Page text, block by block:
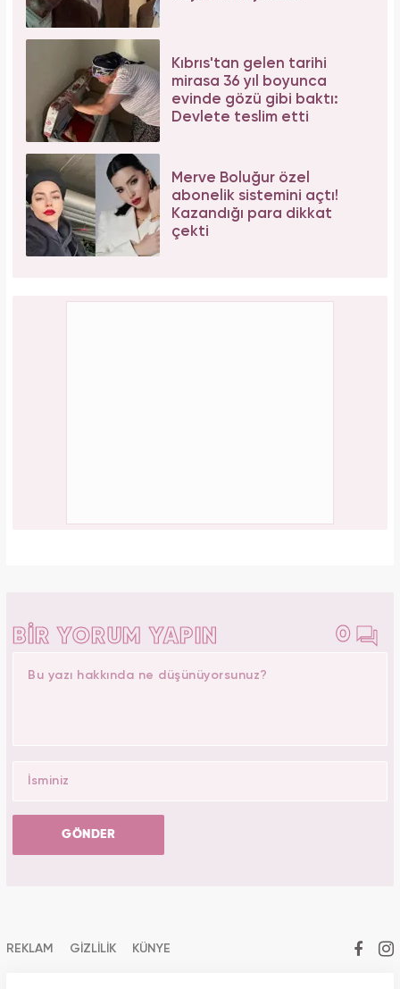
Kıbrıs'tan gelen tarihi
mirasa 36 yıl boyunca
evinde gözü gibi baktı:
Devlete teslim etti
Merve Boluğur özel
abonelik sistemini açtı!
Kazandığı para dikkat
çekti
BİR YORUM YAPIN 0
GÖNDER
REKLAM GİZLİLİK KÜNYE